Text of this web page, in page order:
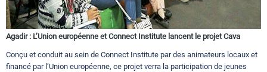
Agadir : L’Union européenne et Connect Institute lancent le projet Cava
Conçu et conduit au sein de Connect Institute par des animateurs locaux et
financé par l’Union européenne, ce projet verra la participation de jeunes